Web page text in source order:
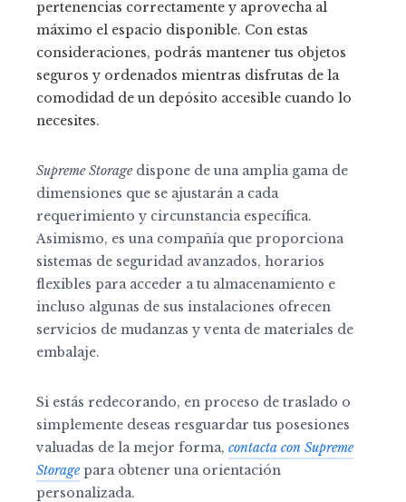
pertenencias correctamente y aprovecha al
máximo el espacio disponible. Con estas
consideraciones, podrás mantener tus objetos
seguros y ordenados mientras disfrutas de la
comodidad de un depósito accesible cuando lo
necesites.
Supreme Storagedispone de una amplia gama de
dimensiones que se ajustarán a cada
requerimiento y circunstancia específica.
Asimismo, es una compañía que proporciona
sistemas de seguridad avanzados, horarios
flexibles para acceder a tu almacenamiento e
incluso algunas de sus instalaciones ofrecen
servicios de mudanzas y venta de materiales de
embalaje.
Si estás redecorando, en proceso de traslado o
simplemente deseas resguardar tus posesiones
valuadas de la mejor forma, contacta con Supreme
Storage para obtener una orientación
personalizada.